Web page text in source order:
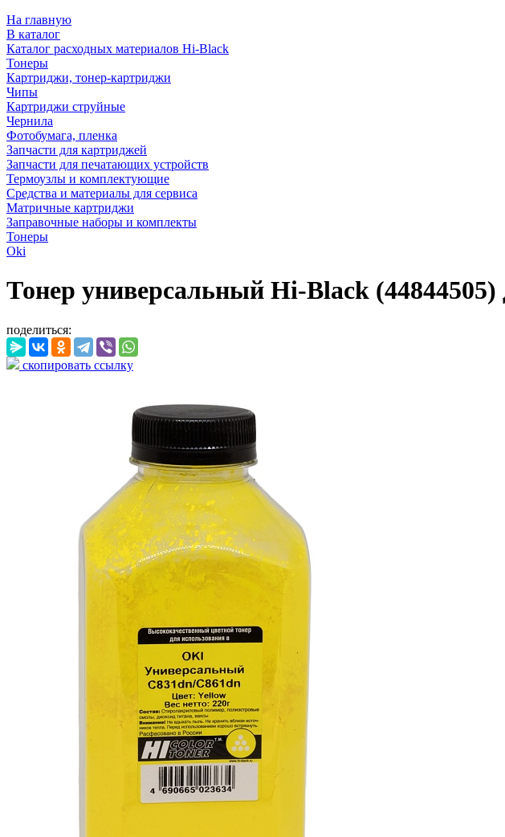
На главную
В каталог
Каталог расходных материалов Hi-Black
Тонеры
Картриджи, тонер-картриджи
Чипы
Картриджи струйные
Чернила
Фотобумага, пленка
Запчасти для картриджей
Запчасти для печатающих устройств
Термоузлы и комплектующие
Средства и материалы для сервиса
Матричные картриджи
Заправочные наборы и комплекты
Тонеры
Oki
Тонер универсальный Hi-Black
поделиться:
скопировать ссылку